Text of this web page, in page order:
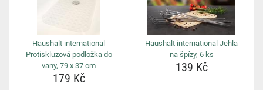
Haushalt international
Protiskluzová podložka do
vany, 79 x 37 cm
179 Kč
Haushalt international Jehla
na špízy, 6 ks
139 Kč